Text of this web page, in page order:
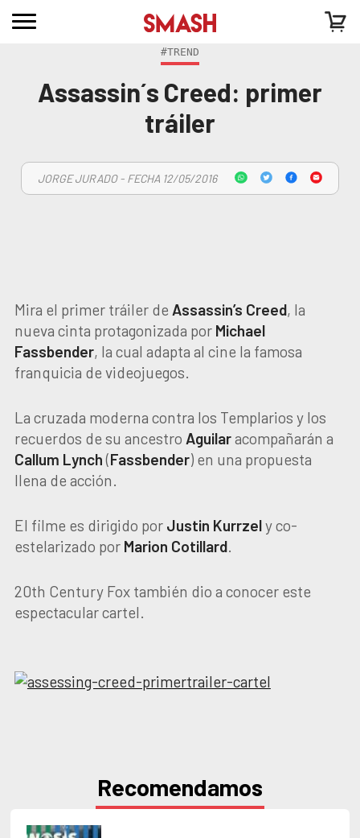
#TREND
Assassin´s Creed: primer
tráiler
JORGE JURADO - FECHA 12/05/2016
Mira el primer tráiler de Assassin’s Creed, la
nueva cinta protagonizada por Michael
Fassbender, la cual adapta al cine la famosa
franquicia de videojuegos.
La cruzada moderna contra los Templarios y los
recuerdos de su ancestro Aguilaracompañarán a
Callum Lynch(Fassbender) en una propuesta
llena de acción.
El filme es dirigido por Justin Kurrzely co-
estelarizado por Marion Cotillard.
20th Century Fox también dio a conocer este
espectacular cartel.
Recomendamos